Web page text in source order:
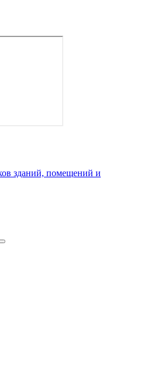
зданий, помещений и